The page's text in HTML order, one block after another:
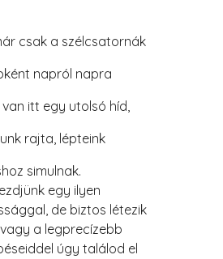
csak a szélcsatornák
napról napra
itt egy utolsó híd,
rajta, lépteink
simulnak.
egy ilyen
de biztos létezik
a legprecízebb
úgy találod el